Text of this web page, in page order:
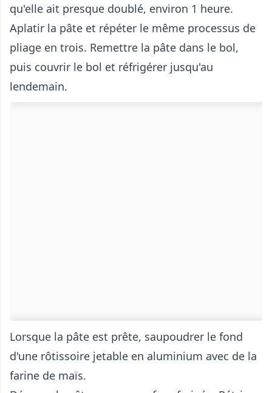
qu'elle ait presque doublé, environ 1 heure.
Aplatir la pâte et répéter le même processus de
pliage en trois. Remettre la pâte dans le bol,
puis couvrir le bol et réfrigérer jusqu'au
lendemain.
Lorsque la pâte est prête, saupoudrer le fond
d'une rôtissoire jetable en aluminium avec de la
farine de maïs.